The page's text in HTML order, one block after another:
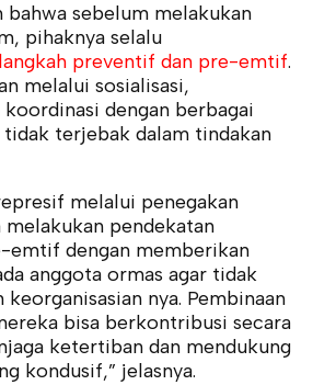
bahwa sebelum melakukan
pihaknya selalu
langkah preventif dan pre-emtif.
melalui sosialisasi,
dengan berbagai
tidak terjebak dalam tindakan
melalui penegakan
pendekatan
emtif dengan memberikan
anggota ormas agar tidak
keorganisasian nya. Pembinaan
bisa berkontribusi secara
ketertiban dan mendukung
kondusif,” jelasnya.